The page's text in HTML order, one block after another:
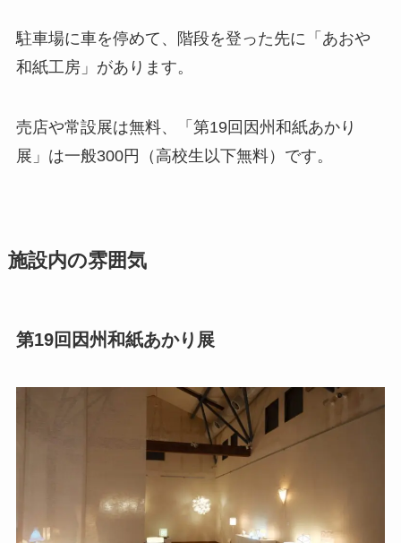
駐車場に車を停めて、階段を登った先に「あおや
和紙工房」があります。
売店や常設展は無料、「第19回因州和紙あかり
展」は一般300円（高校生以下無料）です。
施設内の雰囲気
第19回因州和紙あかり展